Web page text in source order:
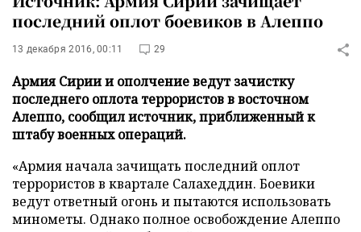
последний оплот боевиков в Алеппо
13 декабря 2016, 00:11 29
Армия Сирии и ополчение ведут зачистку
последнего оплота террористов в восточном
Алеппо, сообщил источник, приближенный к
штабу военных операций.
«Армия начала зачищать последний оплот
террористов в квартале Салахеддин. Боевики
ведут ответный огонь и пытаются использовать
минометы. Однако полное освобождение Алеппо